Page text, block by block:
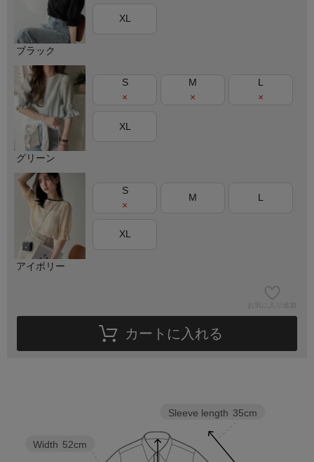
ブラック
XL
グリーン
S
×
M
×
L
×
XL
アイボリー
S
×
M L
XL
お気に入り追加
カートに入れる
Sleeve length 35cm
Width 52cm